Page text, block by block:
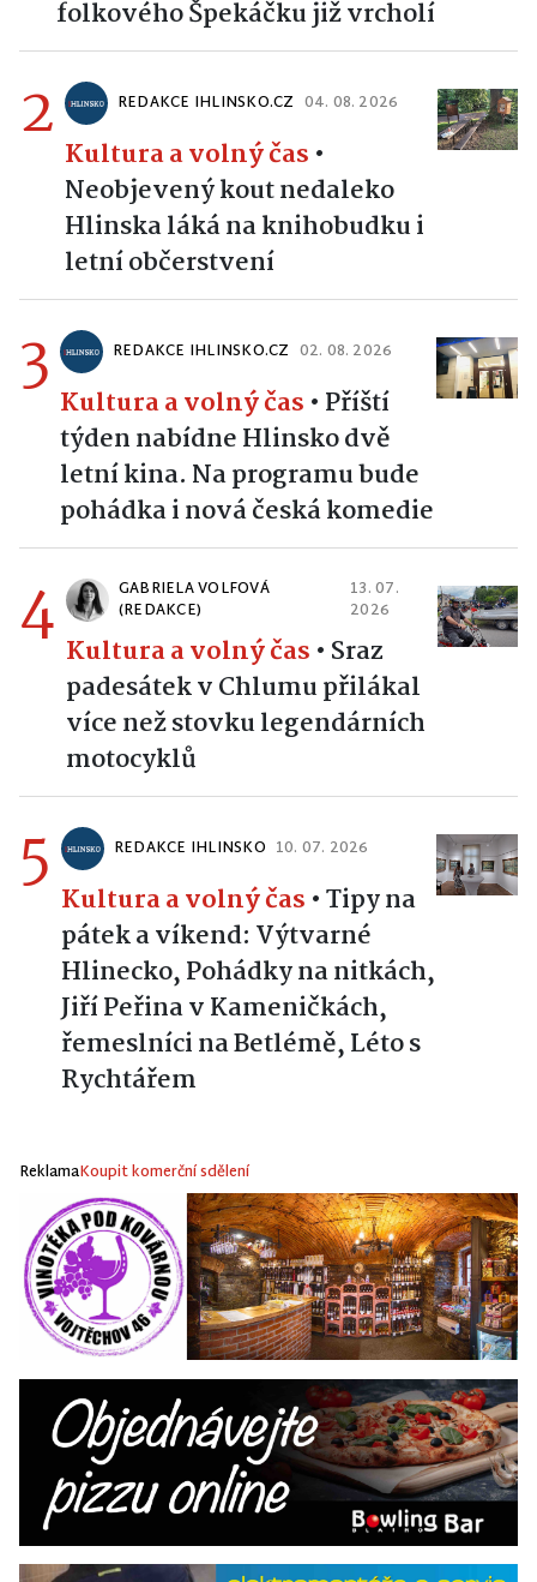
folkového Špekáčku již vrcholí
2 REDAKCE IHLINSKO.CZ 04. 08. 2026
Kultura a volný čas •
Neobjevený kout nedaleko
Hlinska láká na knihobudku i
letní občerstvení
3 REDAKCE IHLINSKO.CZ 02. 08. 2026
Kultura a volný čas • Příští
týden nabídne Hlinsko dvě
letní kina. Na programu bude
pohádka i nová česká komedie
4
GABRIELA VOLFOVÁ
(REDAKCE)
13. 07.
2026
Kultura a volný čas • Sraz
padesátek v Chlumu přilákal
více než stovku legendárních
motocyklů
5 REDAKCE IHLINSKO 10. 07. 2026
Kultura a volný čas •Tipy na
pátek a víkend: Výtvarné
Hlinecko, Pohádky na nitkách,
Jiří Peřina v Kameničkách,
řemeslníci na Betlémě, Léto s
Rychtářem
ReklamaKoupit komerční sdělení